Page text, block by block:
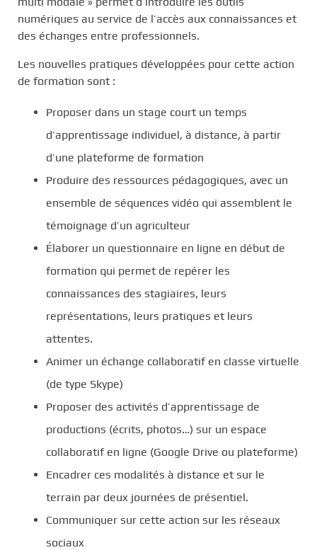
numériques au service de l’accès aux connaissances et
des échanges entre professionnels.
Les nouvelles pratiques développées pour cette action
de formation sont :
Proposer dans un stage court un temps
d’apprentissage individuel, à distance, à partir
d’une plateforme de formation
Produire des ressources pédagogiques, avec un
ensemble de séquences vidéo qui assemblent le
témoignage d’un agriculteur
Élaborer un questionnaire en ligne en début de
formation qui permet de repérer les
connaissances des stagiaires, leurs
représentations, leurs pratiques et leurs
attentes.
Animer un échange collaboratif en classe virtuelle
(de type Skype)
Proposer des activités d’apprentissage de
productions (écrits, photos…) sur un espace
collaboratif en ligne (Google Drive ou plateforme)
Encadrer ces modalités à distance et sur le
terrain par deux journées de présentiel.
Communiquer sur cette action sur les réseaux
sociaux